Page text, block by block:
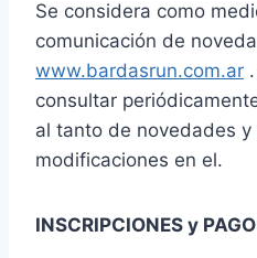
Se considera como
comunicación de
www.bardasrun.com.ar
consultar
al tanto de novedades y
modificaciones en el.
INSCRIPCIONES y